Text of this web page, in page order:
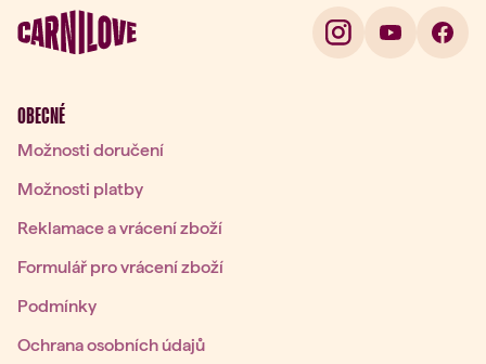
OBECNÉ
Možnosti doručení
Možnosti platby
Reklamace a vrácení zboží
Formulář pro vrácení zboží
Podmínky
Ochrana osobních údajů